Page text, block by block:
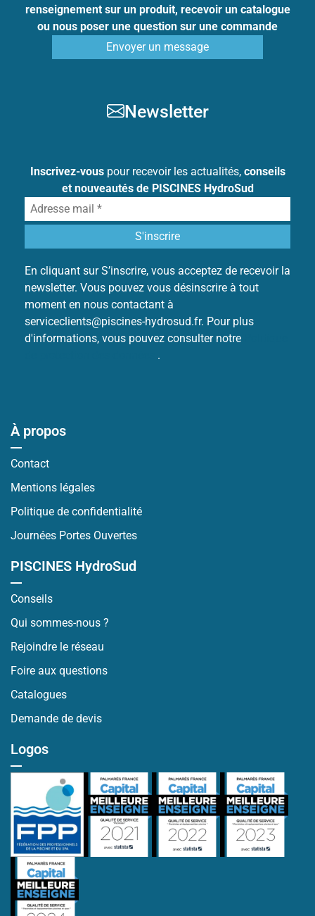
renseignement sur un produit, recevoir un catalogue
ou nous poser une question sur une commande
Envoyer un message
Newsletter
Inscrivez-vouspour recevoir les actualités, conseils
et nouveautés de PISCINES HydroSud
En cliquant sur S’inscrire, vous acceptez de recevoir la
newsletter. Vous pouvez vous désinscrire à tout
moment en nous contactant à
serviceclients@piscines-hydrosud.fr. Pour plus
d'informations, vous pouvez consulter notre
.
À propos
Contact
Mentions légales
Politique de confidentialité
Journées Portes Ouvertes
PISCINES HydroSud
Conseils
Qui sommes-nous ?
Rejoindre le réseau
Foire aux questions
Catalogues
Demande de devis
Logos